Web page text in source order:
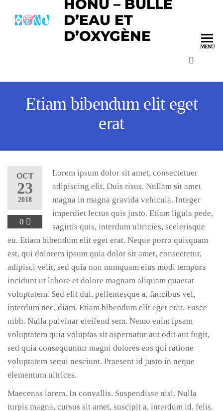
HONU – BULLE
D’EAU ET
D’OXYGÈNE
MENU
Etiam bibendum elit eget
erat
OCT
23
2018
0
Lorem ipsum dolor sit amet, consectetuer
adipiscing elit. Duis risus. Nullam sit amet
magna in magna gravida vehicula. Integer
imperdiet lectus quis justo. Etiam ligula pede,
sagittis quis, interdum ultricies, scelerisque
eu. Etiam bibendum elit eget erat. Neque porro quisquam
est, qui dolorem ipsum quia dolor sit amet, consectetur,
adipisci velit, sed quia non numquam eius modi tempora
incidunt ut labore et dolore magnam aliquam quaerat
voluptatem. Sed elit dui, pellentesque a, faucibus vel,
interdum nec, diam. Etiam bibendum elit eget erat. Fusce
nibh. Nulla pulvinar eleifend sem. Nemo enim ipsam
voluptatem quia voluptas sit aspernatur aut odit aut fugit,
sed quia consequuntur magni dolores eos qui ratione
voluptatem sequi nesciunt. Praesent id justo in neque
elementum ultrices.
Maecenas lorem. In convallis. Suspendisse nisl. Nulla
turpis magna, cursus sit amet, suscipit a, interdum id, felis.